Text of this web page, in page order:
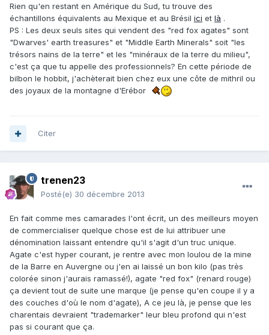
Rien qu'en restant en Amérique du Sud, tu trouve des
échantillons équivalents au Mexique et au Brésil ici et là .
PS : Les deux seuls sites qui vendent des "red fox agates" sont
"Dwarves' earth treasures" et "Middle Earth Minerals" soit "les
trésors nains de la terre" et les "minéraux de la terre du milieu",
c'est ça que tu appelle des professionnels? En cette période de
bilbon le hobbit, j'achèterait bien chez eux une côte de mithril ou
des joyaux de la montagne d'Erébor
Citer
trenen23
Posté(e) 30 décembre 2013
En fait comme mes camarades l'ont écrit, un des meilleurs moyen
de commercialiser quelque chose est de lui attribuer une
dénomination laissant entendre qu'il s'agit d'un truc unique.
Agate c'est hyper courant, je rentre avec mon loulou de la mine
de la Barre en Auvergne ou j'en ai laissé un bon kilo (pas très
colorée sinon j'aurais ramassé!), agate "red fox" (renard rouge)
ça devient tout de suite une marque (je pense qu'en coupe il y a
des couches d'où le nom d'agate), A ce jeu là, je pense que les
charentais devraient "trademarker" leur bleu profond qui n'est
pas si courant que ça.